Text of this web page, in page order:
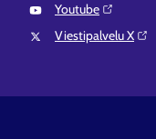
Youtube⁠
Viestipalvelu X⁠